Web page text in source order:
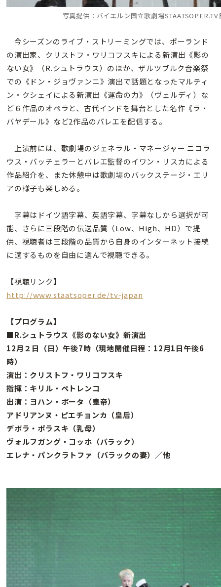
写真提供：バイエルン国立歌劇場
今シーズンのライブ・ストリーミングでは、ポーランド
の演出家、クリストフ・ワリコフスキによる新演出《影の
ない女》（R.シュトラウス）のほか、ザルツブルク音楽祭
での《ドン・ジョヴァンニ》演出で話題となったマルティ
ン・クシェイによる新演出《運命の力》（ヴェルディ）な
ど６作品のオペラと、古代インドを舞台とした名作《ラ・
バヤデール》など2作品のバレエを配信する。
上演前には、歌劇場のジェネラル・マネージャー ニコラ
ウス・バッチェラーとバレエ監督のイワン・リスカによる
作品紹介を、また休憩中は歌劇場のバックステージ・エリ
アの様子も楽しめる。
字幕はドイツ語字幕、英語字幕、字幕なしから選択が可
能、さらに三段階の伝送品質（Low、High、HD）で提
供、視聴者は三段階の品質から自身のインターネット接続
に適するものを自由に選んで視聴できる。
【視聴リンク】
http://www.staatsoper.de/tv-japan
【プログラム】
■R.シュトラウス《影のない女》新演出
12月２日（日）午後7時（現地開催日程：12月1日午後6
時）
演出：クリストフ・ワリコフスキ
指揮：キリル・ペトレンコ
出演：ヨハン・ボータ（皇帝）
アドリアンヌ・ピエチョンカ（皇后）
デボラ・ポラスキ（乳母）
ヴォルフガング・コッホ（バラック）
エレナ・パンクラトファ（バラックの妻）／他